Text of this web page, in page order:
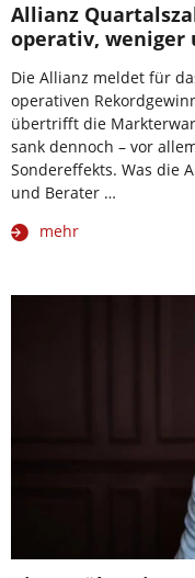
Allianz
operativ, weniger
Die Allianz meldet für
operativen
übertrifft die
sank dennoch – vor
Sondereffekts. Was die
und Berater …
mehr